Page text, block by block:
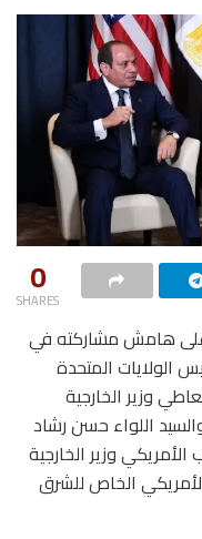
0
SHARES
على هامش مشاركته في
الولايات المتحدة
وزير الخارجية
اللواء حسن رشاد
وزير الخارجية
الخاص للشرق